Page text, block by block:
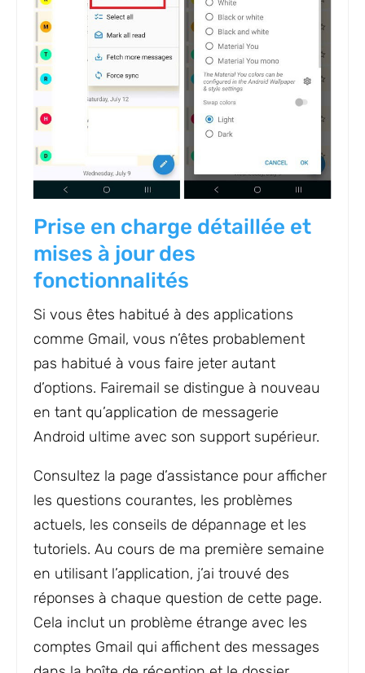
Prise en charge détaillée et
mises à jour des
fonctionnalités
Si vous êtes habitué à des applications
comme Gmail, vous n’êtes probablement
pas habitué à vous faire jeter autant
d’options. Fairemail se distingue à nouveau
en tant qu’application de messagerie
Android ultime avec son support supérieur.
Consultez la page d’assistance pour afficher
les questions courantes, les problèmes
actuels, les conseils de dépannage et les
tutoriels. Au cours de ma première semaine
en utilisant l’application, j’ai trouvé des
réponses à chaque question de cette page.
Cela inclut un problème étrange avec les
comptes Gmail qui affichent des messages